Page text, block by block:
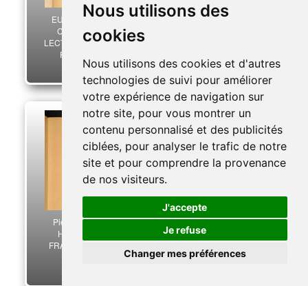
Nous utilisons des
cookies
Nous utilisons des cookies et d'autres
technologies de suivi pour améliorer
votre expérience de navigation sur
notre site, pour vous montrer un
contenu personnalisé et des publicités
ciblées, pour analyser le trafic de notre
site et pour comprendre la provenance
de nos visiteurs.
J'accepte
Je refuse
Changer mes préférences
EUGENIO RUNCA
CASADEVALL -
LECTURAS MILITRES
FRANCESAS.
10,00 €
Pierre GAXOTTE -
HISTOIRE DES
FRANÇAIS, Tome II.